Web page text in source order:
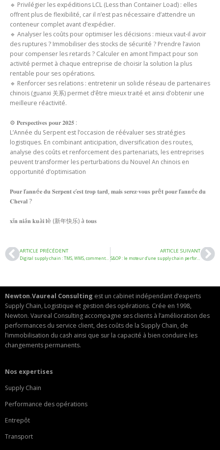
🔹 Privilégier les expéditions LCL (Less than Container Load) : elles
offrent plus de flexibilité, car il n’est pas nécessaire d’attendre un
conteneur complet avant d’expédier.
🔹 Analyser les coûts pour optimiser les décisions : mieux vaut-il avoir
des ruptures ? Immobiliser des stocks de sécurité ? Prendre l’avion
pour compenser les retards ? Calculer en amont l’impact pour son
activité permet à chaque entreprise de choisir la solution la plus
rentable pour ses opérations.
🔹 Renforcer ses relations : entretenir un solide réseau de partenaires
chinois (guanxi 关系) permet d’être mieux traité et ainsi d’obtenir une
meilleure réactivité.
⚙️ 𝐏𝐞𝐫𝐬𝐩𝐞𝐜𝐭𝐢𝐯𝐞𝐬 𝐩𝐨𝐮𝐫 𝟐𝟎𝟐𝟓 :
L’Année du Serpent est l’occasion de réévaluer ses stratégies
logistiques. En combinant anticipation, diversification des routes,
analyse des coûts et renforcement des partenariats, les entreprises
peuvent transformer les perturbations du Nouvel An chinois en
opportunité d’optimisation
𝐏𝐨𝐮𝐫 𝐥’𝐚𝐧𝐧é𝐞 𝐝𝐮 𝐒𝐞𝐫𝐩𝐞𝐧𝐭 𝐜’𝐞𝐬𝐭 𝐭𝐫𝐨𝐩 𝐭𝐚𝐫𝐝, 𝐦𝐚𝐢𝐬 𝐬𝐞𝐫𝐞𝐳-𝐯𝐨𝐮𝐬 𝐩𝐫ê𝐭 𝐩𝐨𝐮𝐫 𝐥’𝐚𝐧𝐧é𝐞 𝐝𝐮
𝐂𝐡𝐞𝐯𝐚𝐥 ?
𝐱ī𝐧 𝐧𝐢á𝐧 𝐤𝐮à𝐢 𝐥è (新年快乐) à 𝐭𝐨𝐮𝐬
ARTICLE PRÉCÉDENT
Digital supply chain : TMS, WMS, comment faire les bons choix ?
ARTICLE SUIVANT
S&OP : le moteur d’une supply chain performante, collaborative et pilotée par les données
Newton.Vaureal Consulting est un cabinet indépendant d’experts
Supply Chain, Logistique et gestion des opérations. Crée en 1998,
Newton. Vaureal Consulting accompagne ses clients à l’amélioration des
performances du service client, des coûts de la Supply Chain, de
l’immobilisation du cash ainsi que sur la capacité à bien conduire les
changements permanents.
Nos expertises
Supply Chain
Performance des opérations
Entrepôt
Transport